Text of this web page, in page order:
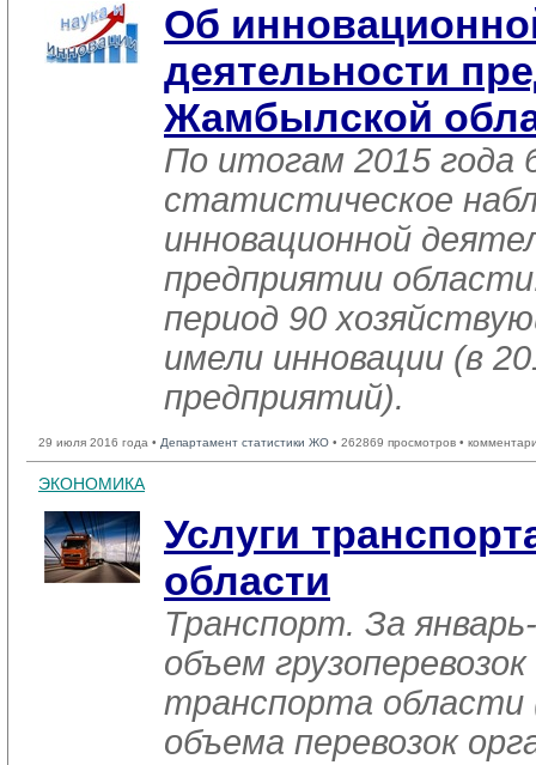
Об
деятельности
Жамбылской
По итогам 2015 года
статистическое
инновационной
предприятии
период 90
имели инновации (в
предприятий).
29 июля 2016 года • Департамент статистики ЖО • 262869 просмотров •
ЭКОНОМИКА
Услуги
области
Транспорт. За
объем
транспорта области
объема перевозок